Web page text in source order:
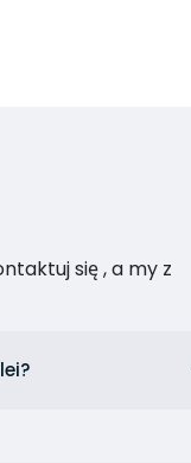
się , a my z